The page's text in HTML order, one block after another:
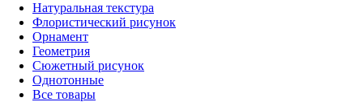
Натуральная текстура
Флористический рисунок
Орнамент
Геометрия
Сюжетный рисунок
Однотонные
Все товары